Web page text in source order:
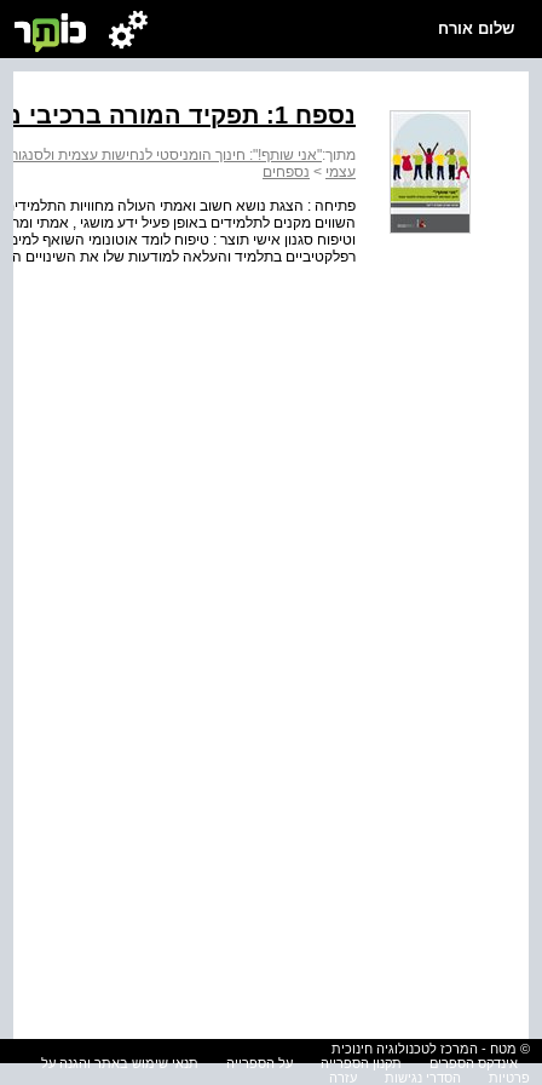
שלום אורח
נספח 1: תפקיד המורה ברכיבי מודל מעגל ההפנמה (שביט, 2007)
מתוך:"אני שותף!": חינוך הומניסטי לנחישות עצמית ולסנגור
עצמי > נספחים
פתיחה : הצגת נושא חשוב ואמתי העולה מחוויות
השווים מקנים לתלמידים באופן פעיל ידע מושגי , אמתי
וטיפוח סגנון אישי תוצר : טיפוח לומד אוטונומי השואף
רפלקטיביים בתלמיד והעלאה למודעות שלו את השינויים
© מטח - המרכז לטכנולוגיה חינוכית
אינדקס הספרים
תקנון הספרייה על הספרייה
תנאי שימוש באתר והגנה על
פרטיות
הסדרי נגישות עזרה